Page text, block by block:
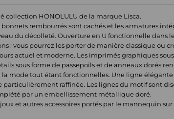
collection HONOLULU de la marque Lisca.
rembourrés sont cachés et les armatures
du décolleté. Ouverture en U fonctionnelle dans
: vous pourrez les porter de manière classique ou
actuel et moderne. Les imprimés graphiques
sous forme de passepoils et de anneaux dorés
la mode tout étant fonctionnelles. Une ligne
raffinée. Les lignes du motif sont
par un embellissement métallique doré.
et autres accessoires portés par le mannequin